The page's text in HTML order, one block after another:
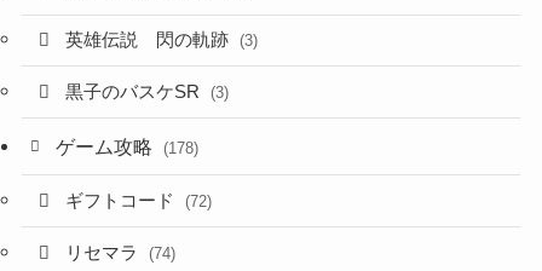
英雄伝説 閃の軌跡 (3)
黒子のバスケSR (3)
ゲーム攻略 (178)
ギフトコード (72)
リセマラ (74)